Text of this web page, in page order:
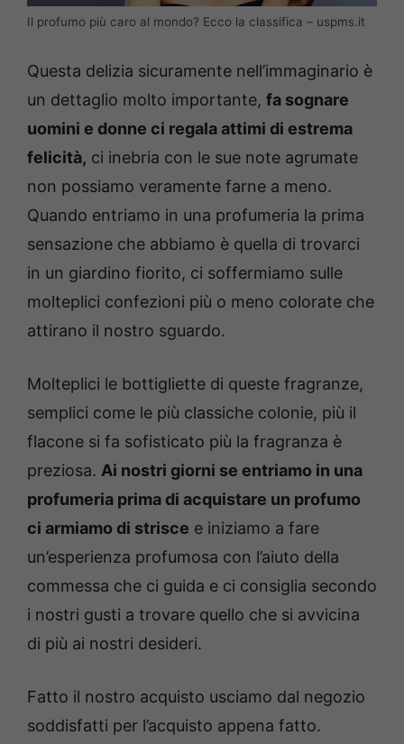
Il profumo più caro al mondo? Ecco la classifica – uspms.it
Questa delizia sicuramente nell’immaginario è
un dettaglio molto importante, fa sognare
uomini e donne ci regala attimi di estrema
felicità, ci inebria con le sue note agrumate
non possiamo veramente farne a meno.
Quando entriamo in una profumeria la prima
sensazione che abbiamo è quella di trovarci
in un giardino fiorito, ci soffermiamo sulle
molteplici confezioni più o meno colorate che
attirano il nostro sguardo.
Molteplici le bottigliette di queste fragranze,
semplici come le più classiche colonie, più il
flacone si fa sofisticato più la fragranza è
preziosa. Ai nostri giorni se entriamo in una
profumeria prima di acquistare un profumo
ci armiamo di strisce e iniziamo a fare
un’esperienza profumosa con l’aiuto della
commessa che ci guida e ci consiglia secondo
i nostri gusti a trovare quello che si avvicina
di più ai nostri desideri.
Fatto il nostro acquisto usciamo dal negozio
soddisfatti per l’acquisto appena fatto.